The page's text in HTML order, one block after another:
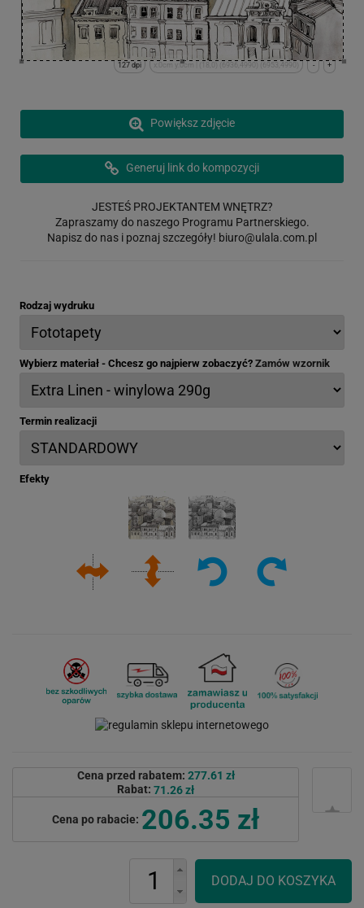
+
-
x:0cm y:0cm | (18,0) (6936,4990) (6953,4990)
127 dpi
Powiększ zdjęcie
Generuj link do kompozycji
JESTEŚ PROJEKTANTEM WNĘTRZ?
Zapraszamy do naszego Programu Partnerskiego.
Napisz do nas i poznaj szczegóły! biuro@ulala.com.pl
Rodzaj wydruku
Wybierz materiał - Chcesz go najpierw zobaczyć? Zamów wzornik
Termin realizacji
Efekty
Cena przed rabatem: 277.61 zł
Rabat: 71.26 zł
Cena po rabacie: 206.35 zł